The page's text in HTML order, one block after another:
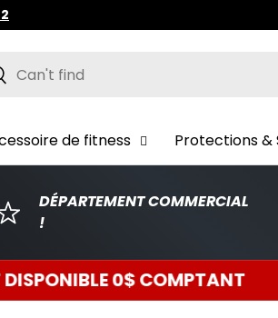
de fitness Protections &
DÉPARTEMENT COMMERCIAL
!
0$ COMPTANT